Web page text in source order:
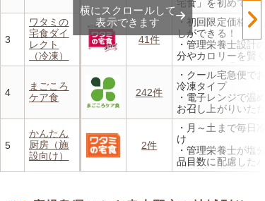
宅食」を初めて利用
方、または6か月以
お休みされている
なります。※「好い
ず」「好い日の御
外
・香り、風味、食
るよう冷蔵でお届け
・日替わりの献立
らご利用可能
3
ワタミの
宅食ダイ
レクト
（冷凍）
41件
・初回限定価格で
しができる！
・管理栄養士設計
分やカロリーを賢く
・レンジで温めるだ
使わず安全で片付
・豊富な献立で毎
飽きることなく楽
4
まごころ
ケア食
242件
・クール宅急便で
冷凍タイプ
・電子レンジで温
お召し上がりいただ
・メニューの組み
理栄養士にお任せ
・定期は通常価格
んと20％OFF！
5
かんたん
厨房（施
設向け）
2件
・月～土まで毎日
け
・管理栄養士が塩
品目数に配慮した
・自社工場で厳格
横にスクロールして
表示できます